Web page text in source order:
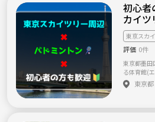
方も多いの
を祝い集ま
のイベントも行
は、お1人
して同士ま
けてます✨
す！宜し
好きなスキ
スキー場・
サイトのメ
せ！ 【応募事項】 ・年齢 ・性別 ・職業 ・ラ
ン歴（どの
【連絡先】 run.ings.run2@gmail.com ※応
募から2日
応募事項が
をしない場
教、などラ
付けており
い。 ▼最後に INGSは、入退会自由で、参加を
初心者
カイツ
ン🏸
東京スカ
評価 0件
東京都墨田
る体育館(
バドミント
ます🏸 ※当
東京都